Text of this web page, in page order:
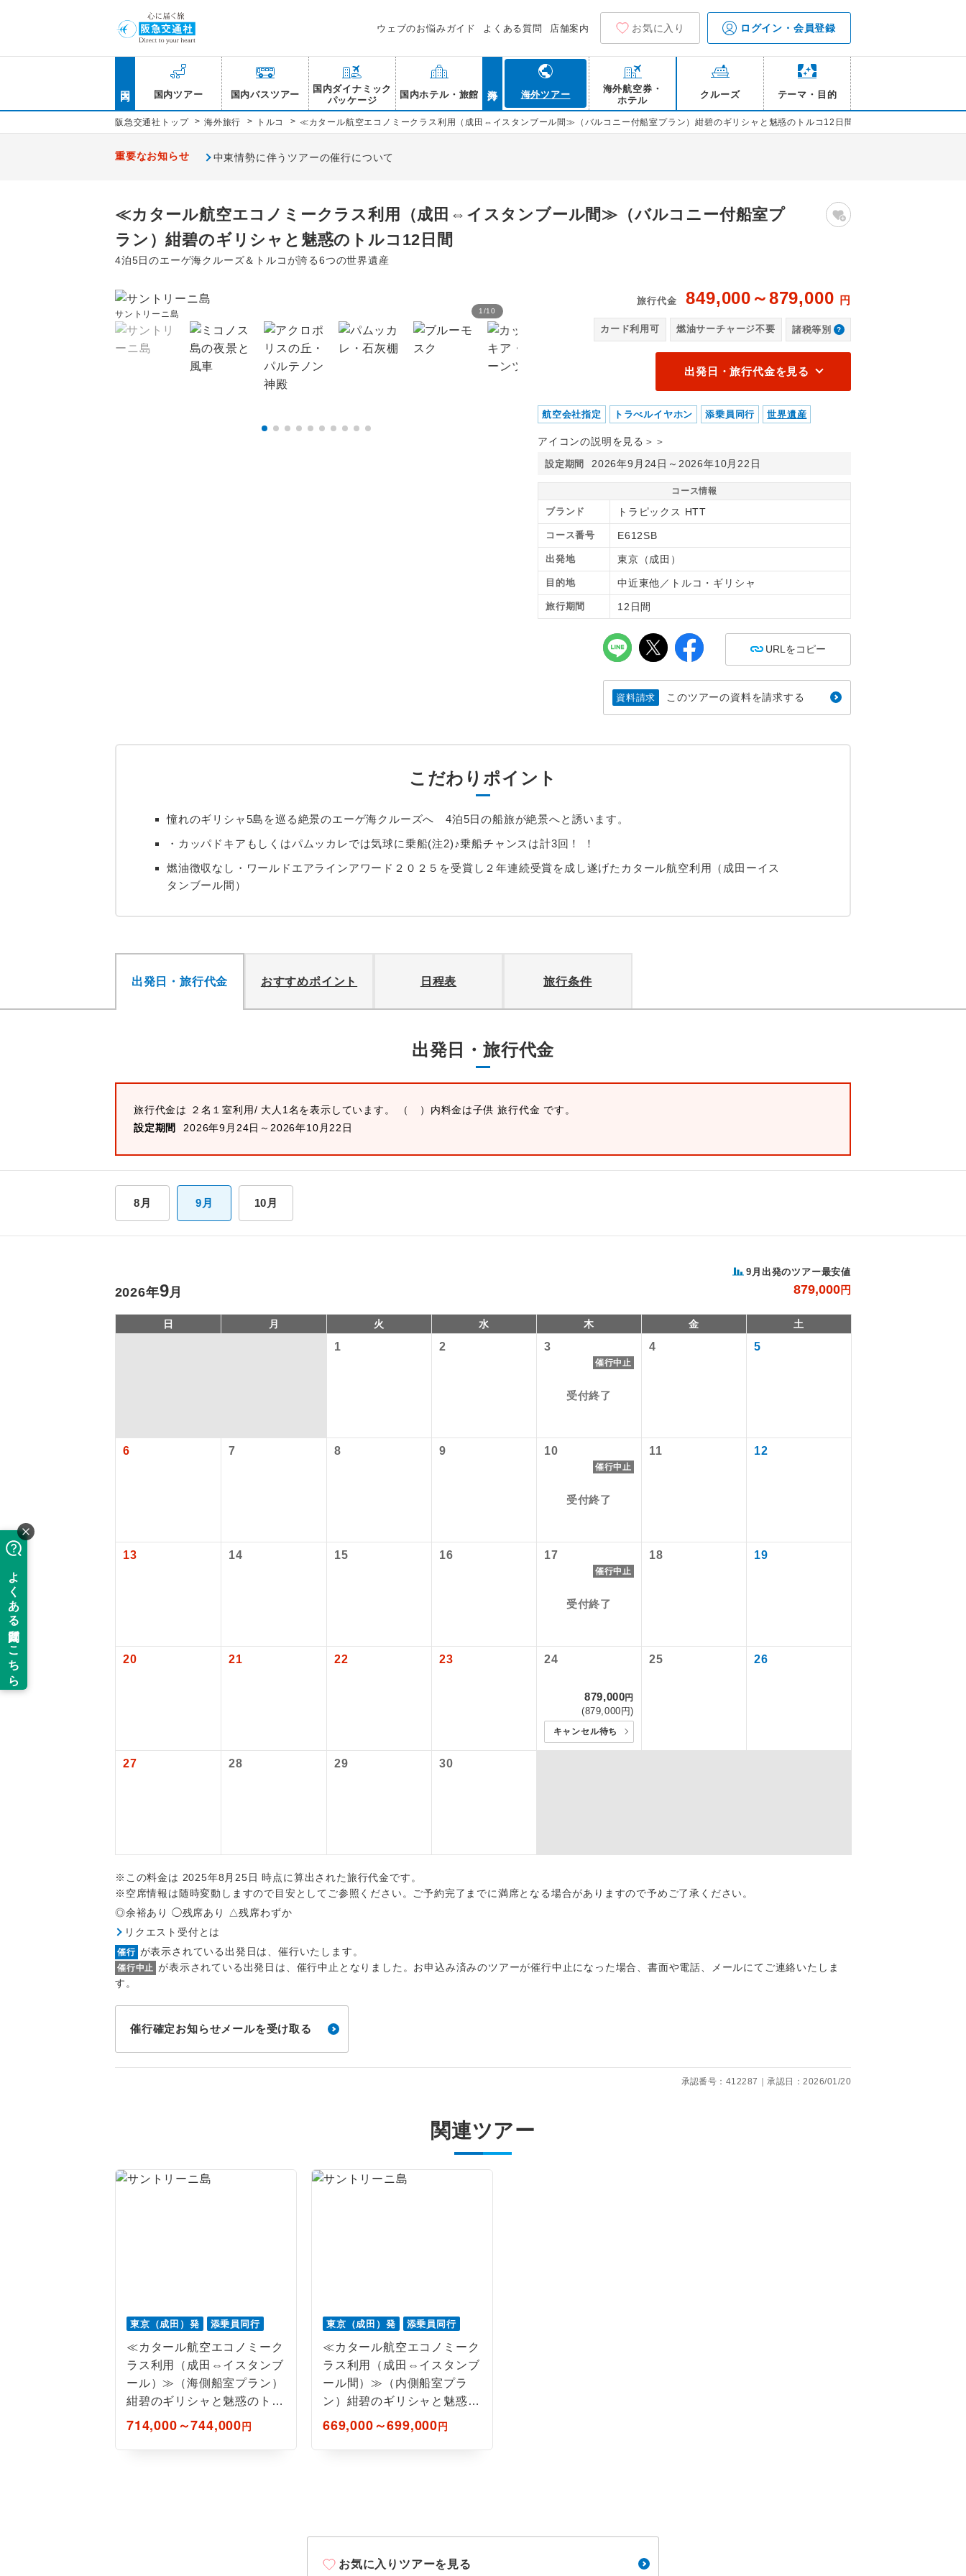
ウェブのお悩みガイド よくある質問 店舗案内 お気に入り ログイン・会員登録
国内ツアー 国内バスツアー
国内ダイナミック
パッケージ
国内ホテル・旅館 海外ツアー
海外航空券・
ホテル
クルーズ テーマ・目的
阪急交通社トップ > 海外旅行 > トルコ > ≪カタール航空エコノミークラス利用（成田⇔イスタンブール間≫（バルコニー付船室プラン）紺碧のギリシャと魅惑のトルコ12日間
重要なお知らせ 中東情勢に伴うツアーの催行について
≪カタール航空エコノミークラス利用（成田⇔イスタンブール間≫（バルコニー付船室プ
ラン）紺碧のギリシャと魅惑のトルコ12日間
4泊5日のエーゲ海クルーズ＆トルコが誇る6つの世界遺産
1 /10
サントリーニ島
旅行代金 849,000～879,000 円
カード利用可 燃油サーチャージ不要 諸税等別
出発日・旅行代金を見る
航空会社指定 トラべルイヤホン 添乗員同行 世界遺産
アイコンの説明を見る＞＞
設定期間 2026年9月24日～2026年10月22日
コース情報
ブランド トラピックス HTT
コース番号 E612SB
出発地 東京（成田）
目的地 中近東他／トルコ・ギリシャ
旅行期間 12日間
URLをコピー
資料請求 このツアーの資料を請求する
こだわりポイント
憧れのギリシャ5島を巡る絶景のエーゲ海クルーズへ 4泊5日の船旅が絶景へと誘います。
・カッパドキアもしくはパムッカレでは気球に乗船(注2)♪乗船チャンスは計3回！ ！
燃油徴収なし・ワールドエアラインアワード２０２５を受賞し２年連続受賞を成し遂げたカタール航空利用（成田ーイス
タンブール間）
出発日・旅行代金 おすすめポイント 日程表 旅行条件
出発日・旅行代金
旅行代金は ２名１室利用/ 大人1名を表示しています。 （ ）内料金は子供 旅行代金 です。
設定期間
2026年9月24日～2026年10月22日
8月 9月 10月
9月出発のツアー最安値
879,000円
2026年9月
日 月 火 水 木 金 土
1 2 3
催行中止
受付終了
4 5
6 7 8 9 10
催行中止
受付終了
11 12
13 14 15 16 17
催行中止
受付終了
18 19
20 21 22 23 24
879,000円
(879,000円)
キャンセル待ち
25 26
27 28 29 30
※この料金は 2025年8月25日 時点に算出された旅行代金です。
※空席情報は随時変動しますので目安としてご参照ください。ご予約完了までに満席となる場合がありますので予めご了承ください。
◎余裕あり ◯残席あり △残席わずか
リクエスト受付とは
催行 が表示されている出発日は、催行いたします。
催行中止 が表示されている出発日は、催行中止となりました。お申込み済みのツアーが催行中止になった場合、書面や電話、メールにてご連絡いたしま
す。
催行確定お知らせメールを受け取る
承認番号：412287｜承認日：2026/01/20
関連ツアー
東京（成田）発 添乗員同行
≪カタール航空エコノミーク
ラス利用（成田⇔イスタンブ
ール）≫（海側船室プラン）
紺碧のギリシャと魅惑のトル
コ12日間
714,000～744,000円
東京（成田）発 添乗員同行
≪カタール航空エコノミーク
ラス利用（成田⇔イスタンブ
ール間）≫（内側船室プラ
ン）紺碧のギリシャと魅惑の
トルコ12日間
669,000～699,000円
お気に入りツアーを見る
成田国際空港
旅行代金に各国空港の旅客サービス施設使用料と空港税等は含まれておりません。別途お支
当ツアーは日程表に記載の出発空港だけでなく、各地より下記追加代金にて飛行機や鉄
往路出発空港（駅）から復路到着空港（駅）まで同行しま
現地係員同行 現地到着後、現地係員が同行しお世話いたします。
世界遺産
ご宿泊ホテルに露天風呂が付いています。
ご宿泊ホテルに大浴場が付いています。
トラベルイヤホン
周りの音を気にせず、ガイドさんの説明をじっくり聞くこと
ができます。
2名様催行 2名様から出発可能な個人型プランです。
1名様1室同代金
ご夫婦限定 ご夫婦限定でご参加いただけるコースです。
ご参加にあたり年齢に制限があるコースです。
航空会社指定
す。